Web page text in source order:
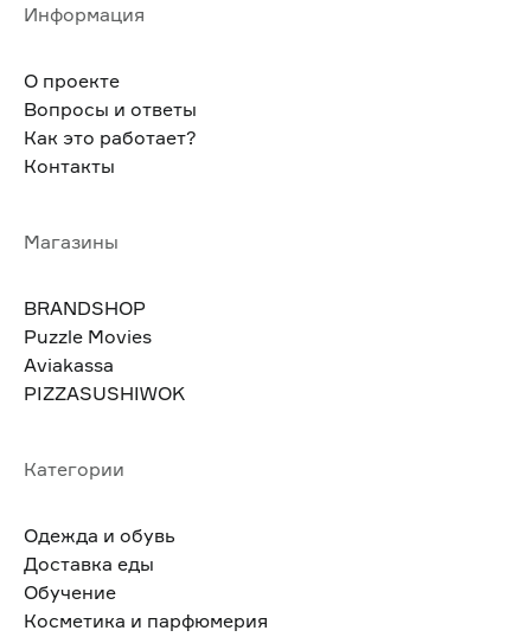
Информация
О проекте
Вопросы и ответы
Как это работает?
Контакты
Магазины
BRANDSHOP
Puzzle Movies
Aviakassa
PIZZASUSHIWOK
Категории
Одежда и обувь
Доставка еды
Обучение
Косметика и парфюмерия